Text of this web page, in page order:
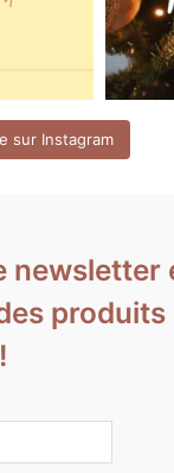
sur Instagram
newsletter
produits